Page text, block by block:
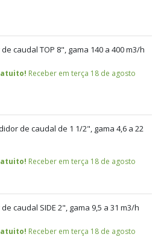
caudal TOP 8", gama 140 a 400 m3/h
Receber em terça 18 de agosto
de caudal de 1 1/2", gama 4,6 a 22
Receber em terça 18 de agosto
caudal SIDE 2", gama 9,5 a 31 m3/h
Receber em terça 18 de agosto